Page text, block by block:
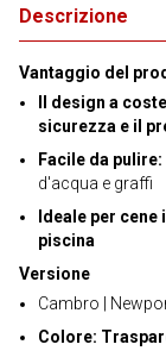
Descrizione
Vantaggio del
Il design a
sicurezza e il
Facile da pulire:
d'acqua e graffi
Ideale per
piscina
Versione
Cambro |
Colore: